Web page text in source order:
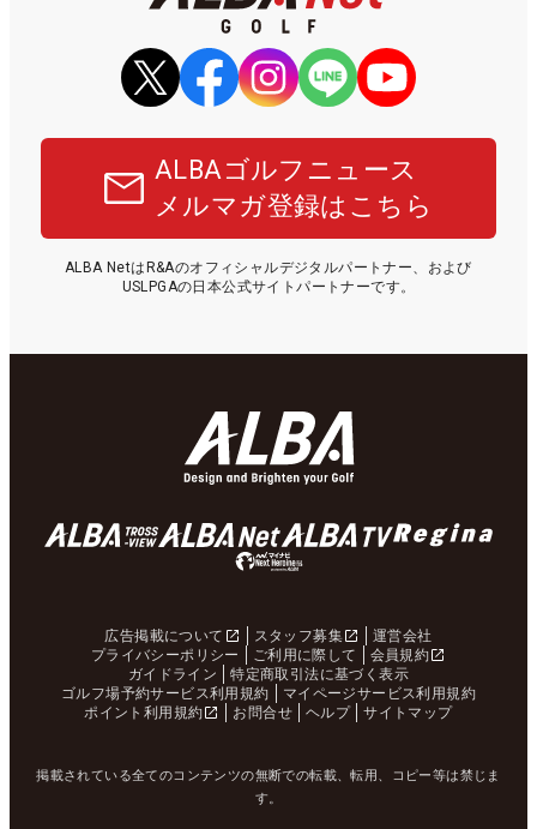
ALBAゴルフニュース
メルマガ登録はこちら
ALBA NetはR&Aのオフィシャルデジタルパートナー、および
USLPGAの日本公式サイトパートナーです。
広告掲載について スタッフ募集
運営会社
プライバシーポリシー
ご利用に際して
会員規約
ガイドライン
特定商取引法に基づく表示
ゴルフ場予約サービス利用規約
マイページサービス利用規約
ポイント利用規約
お問合せ ヘルプ サイトマップ
掲載されている全てのコンテンツの無断での転載、転用、コピー等は禁じま
す。